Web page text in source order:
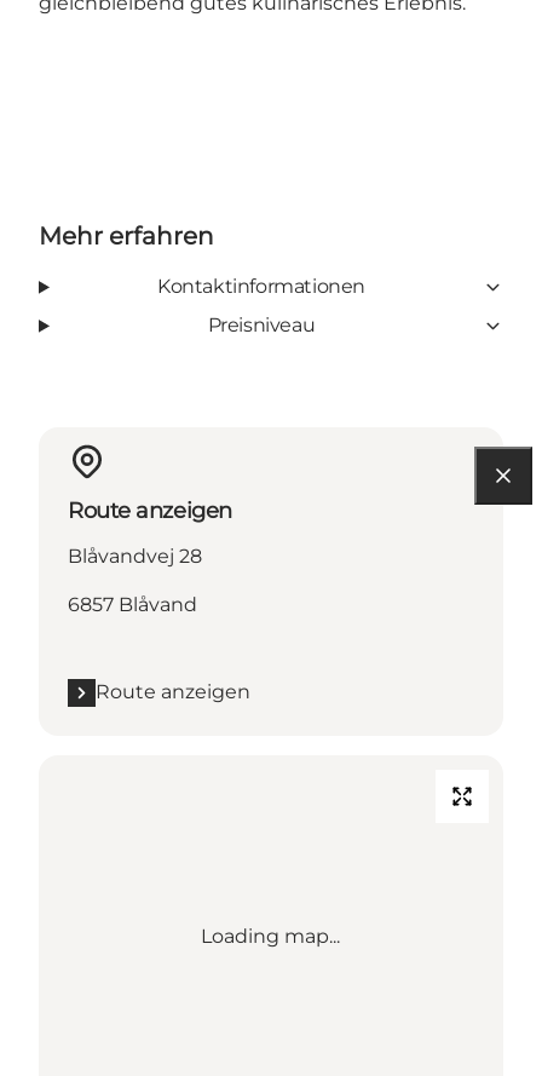
Mehr erfahren
Kontaktinformationen
Preisniveau
Route anzeigen
Blåvandvej 28
6857 Blåvand
Route anzeigen
Loading map...